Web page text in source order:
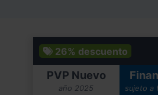
26% descuento
PVP Nuevo
año 2025 sujeto a